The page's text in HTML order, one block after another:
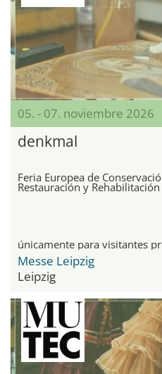
05. - 07. noviembre 2026
denkmal
Feria Europea de
Restauración y
únicamente para visitantes
Messe Leipzig
Leipzig